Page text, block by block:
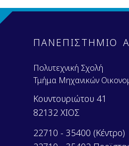
e
t
n
ΠΑΝΕΠΙΣΤΗΜΙΟ
Πολυτεχνική Σχολή
Τμήμα Μηχανικών
Κουντουριώτου 41
82132 ΧΙΟΣ
22710 - 35400 (Κέντρο)